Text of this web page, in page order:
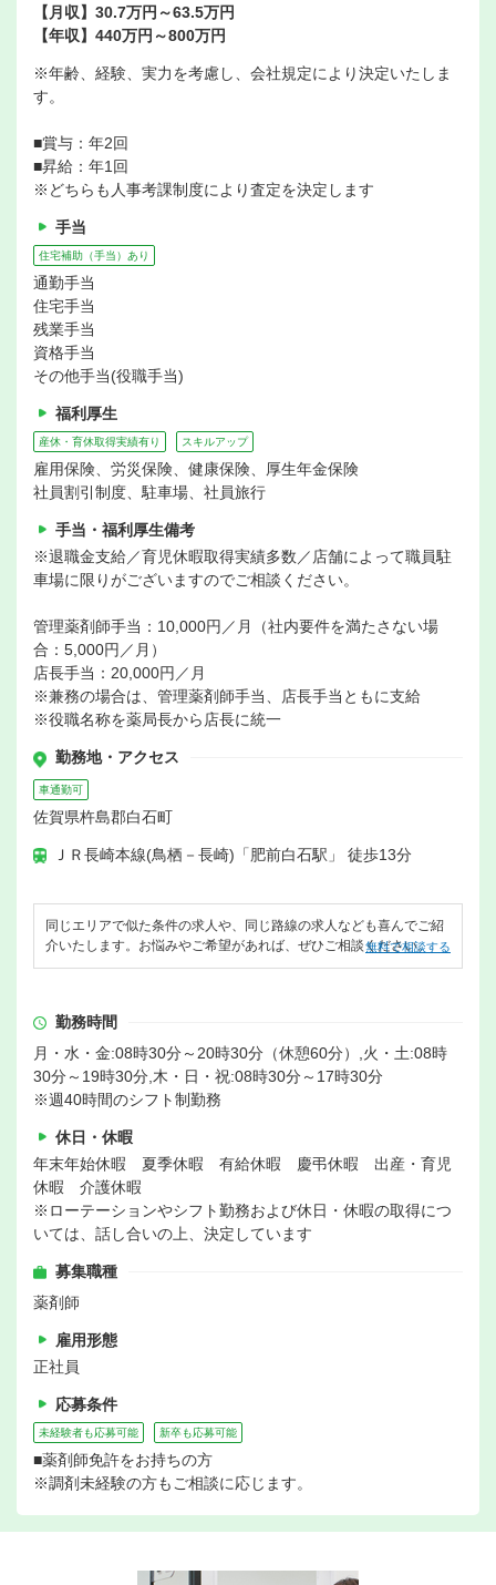
【月収】30.7万円～63.5万円
【年収】440万円～800万円
※年齢、経験、実力を考慮し、会社規定により決定いたしま
す。
■賞与：年2回
■昇給：年1回
※どちらも人事考課制度により査定を決定します
手当
住宅補助（手当）あり
通勤手当
住宅手当
残業手当
資格手当
その他手当(役職手当)
福利厚生
産休・育休取得実績有り スキルアップ
雇用保険、労災保険、健康保険、厚生年金保険
社員割引制度、駐車場、社員旅行
手当・福利厚生備考
※退職金支給／育児休暇取得実績多数／店舗によって職員駐
車場に限りがございますのでご相談ください。
管理薬剤師手当：10,000円／月（社内要件を満たさない場
合：5,000円／月）
店長手当：20,000円／月
※兼務の場合は、管理薬剤師手当、店長手当ともに支給
※役職名称を薬局長から店長に統一
勤務地・アクセス
車通勤可
佐賀県杵島郡白石町
ＪＲ長崎本線(鳥栖－長崎)「肥前白石駅」 徒歩13分
同じエリアで似た条件の求人や、同じ路線の求人なども喜んでご紹
介いたします。お悩みやご希望があれば、ぜひご相談ください。
無料で相談する
勤務時間
月・水・金:08時30分～20時30分（休憩60分）,火・土:08時
30分～19時30分,木・日・祝:08時30分～17時30分
※週40時間のシフト制勤務
休日・休暇
年末年始休暇 夏季休暇 有給休暇 慶弔休暇 出産・育児
休暇 介護休暇
※ローテーションやシフト勤務および休日・休暇の取得につ
いては、話し合いの上、決定しています
募集職種
薬剤師
雇用形態
正社員
応募条件
未経験者も応募可能 新卒も応募可能
■薬剤師免許をお持ちの方
※調剤未経験の方もご相談に応じます。